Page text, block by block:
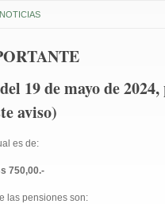
NOTICIAS
19 de mayo de
aviso)
es de:
750,00.-
las pensiones son: